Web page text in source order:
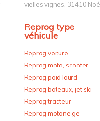
vielles vignes, 31410 Noé
Reprog type
véhicule
Reprog voiture
Reprog moto, scooter
Reprog poid lourd
Reprog bateaux, jet ski
Reprog tracteur
Reprog motoneige